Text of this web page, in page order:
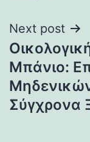
Next post
Μπάνιο:
Σύγχρονα